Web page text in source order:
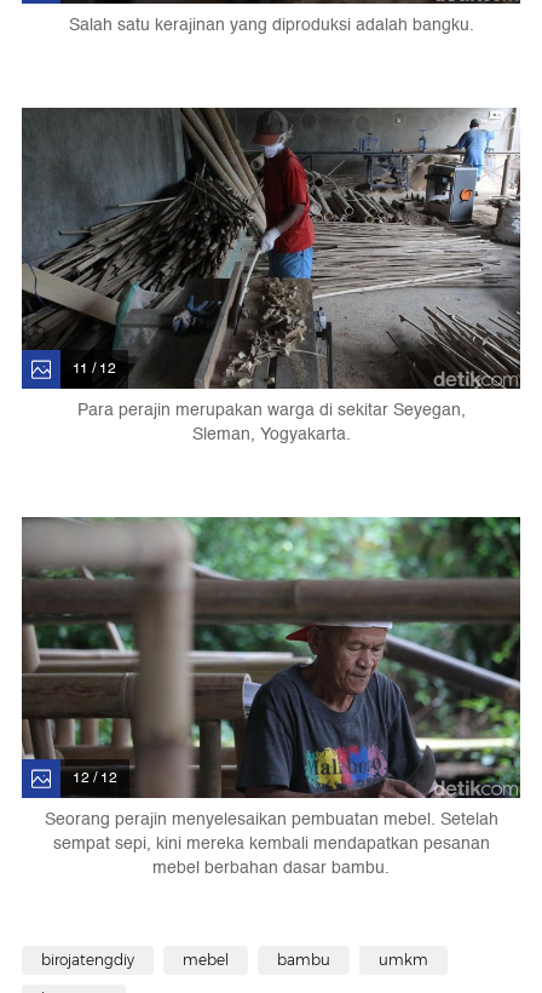
Salah satu kerajinan yang diproduksi adalah bangku.
11 / 12
Para perajin merupakan warga di sekitar Seyegan,
Sleman, Yogyakarta.
12 / 12
Seorang perajin menyelesaikan pembuatan mebel. Setelah
sempat sepi, kini mereka kembali mendapatkan pesanan
mebel berbahan dasar bambu.
birojatengdiy mebel bambu umkm